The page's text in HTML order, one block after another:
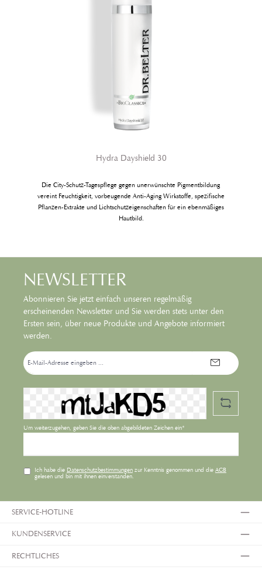
Hydra Dayshield 30
Die City-Schutz-Tagespflege gegen unerwünschte Pigmentbildung
vereint Feuchtigkeit, vorbeugende Anti-Aging Wirkstoffe, spe­zifische
Pflanzen-Extrakte und Lichtschutzeigenschaften für ein ebenmäßiges
Hautbild.
NEWSLETTER
Abonnieren Sie jetzt einfach unseren regelmäßig
erscheinenden Newsletter und Sie werden stets unter den
Ersten sein, über neue Produkte und Angebote informiert
werden.
E-
Mail-
Adresse*
Um weiterzugehen, geben Sie die oben abgebildeten Zeichen ein*
Ich habe die Datenschutzbestimmungenzur Kenntnis genommen und die AGB
gelesen und bin mit ihnen einverstanden.
SERVICE-HOTLINE
KUNDENSERVICE
RECHTLICHES